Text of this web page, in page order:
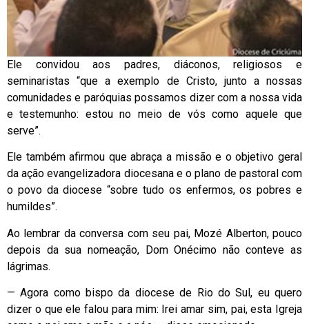
Ele convidou aos padres, diáconos, religiosos e
seminaristas “que a exemplo de Cristo, junto a nossas
comunidades e paróquias possamos dizer com a nossa vida
e testemunho: estou no meio de vós como aquele que
serve”.
Ele também afirmou que abraça a missão e o objetivo geral
da ação evangelizadora diocesana e o plano de pastoral com
o povo da diocese “sobre tudo os enfermos, os pobres e
humildes”.
Ao lembrar da conversa com seu pai, Mozé Alberton, pouco
depois da sua nomeação, Dom Onécimo não conteve as
lágrimas.
— Agora como bispo da diocese de Rio do Sul, eu quero
dizer o que ele falou para mim: Irei amar sim, pai, esta Igreja